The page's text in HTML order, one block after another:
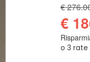
€
€